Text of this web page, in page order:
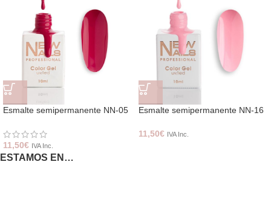
Esmalte semipermanente NN-05
11,50€ IVA Inc.
Esmalte semipermanente NN-16
11,50€ IVA Inc.
ESTAMOS EN…